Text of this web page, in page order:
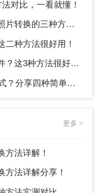
Creative Cloud服
型软件，对电脑性
“索引颜色”。JPG不
透明区域，您需要决
对比，一看就懂！
转换的三种方法！
二种方法很好用！
3种方法很好用!！
四种简单转换方法！
更多 >
方法详解！
方法详解分享！